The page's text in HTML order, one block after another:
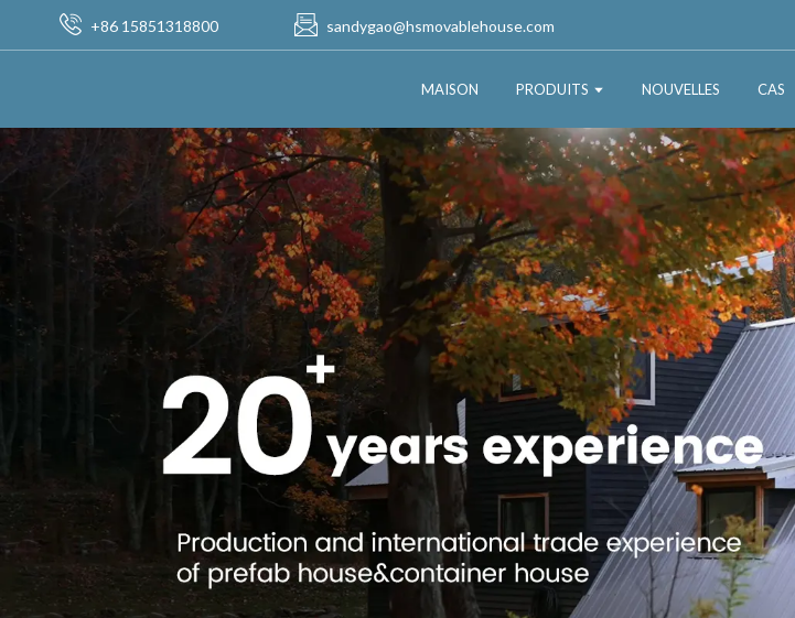
+86 15851318800 sandygao@hsmovablehouse.com
MAISON PRODUITS NOUVELLES CAS